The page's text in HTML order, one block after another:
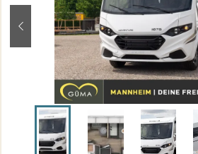
zurück